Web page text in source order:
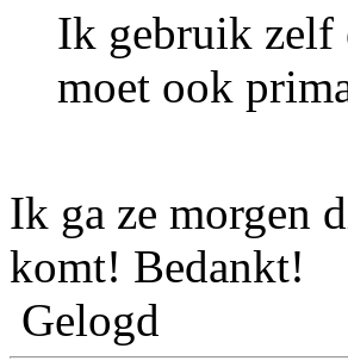
Ik gebruik zelf
moet ook
Ik ga ze morgen
komt! Bedankt!
Gelogd